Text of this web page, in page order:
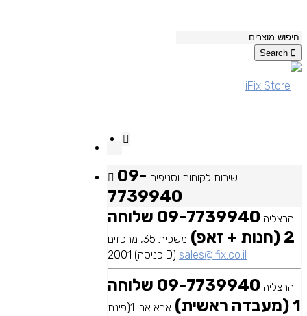
Search
שירות לקוחות וסניפים 09-
7739940
הרצליה
09-7739940 שלוחה
2 (חנות + זאפ)
משכית 35, מרכזים
2001 (כניסה D) sales@ifix.co.il
הרצליה
09-7739940 שלוחה
1 (מעבדה ראשית)
אבא אבן 1(פינת